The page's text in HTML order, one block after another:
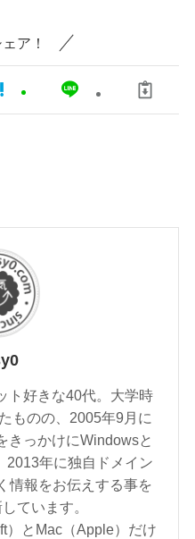
ア！
ト好きな40代。大学時
ものの、2005年9月に
きっかけにWindowsと
2013年に独自ドメイン
情報をお伝えする事を
ています。
）とMac（Apple）だけ